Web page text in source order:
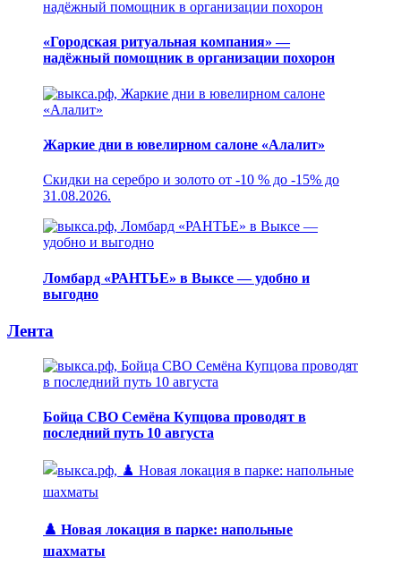
«Городская ритуальная компания» —
надёжный помощник в организации похорон
Жаркие дни в ювелирном салоне «Алалит»
Скидки на серебро и золото от -10 % до -15% до
31.08.2026.
Ломбард «РАНТЬЕ» в Выксе — удобно и
выгодно
Лента
Бойца СВО Семёна Купцова проводят в
последний путь 10 августа
♟️ Новая локация в парке: напольные
шахматы